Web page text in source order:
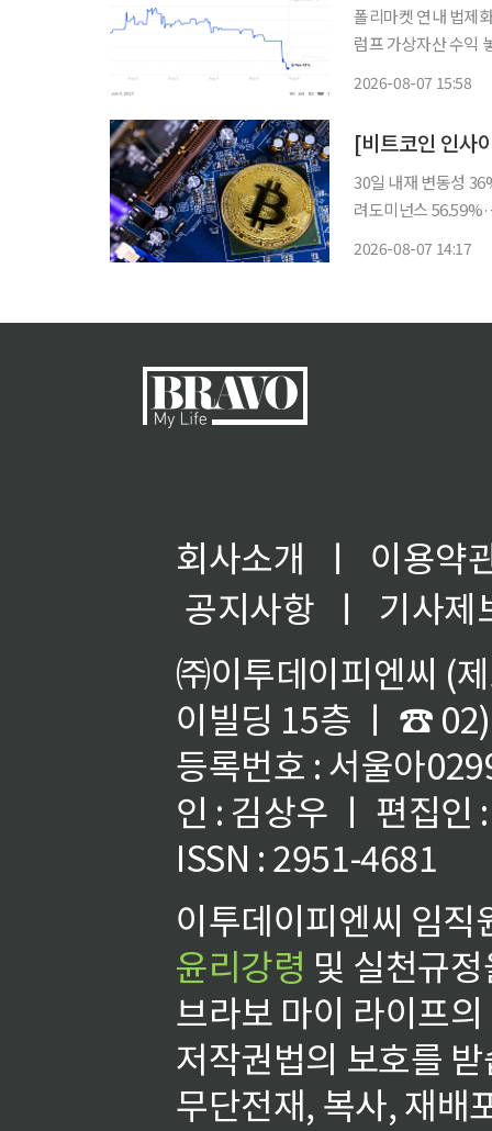
폴리마켓 연내 법제
럼프 가상자산 수익
2026-08-07 15:58
30일 내재 변동성
려도미넌스 56.59%·공포탐욕지
2026-08-07 14:17
회사소개 ㅣ
이용약
공지사항
ㅣ
기사제
㈜이투데이피엔씨 (
이빌딩 15층 ㅣ ☎
등록번호 : 서울아
인 : 김상우 ㅣ 편집인
ISSN : 2951-4681
이투데이피엔씨 임
윤리강령 및 실천규
브라보 마이 라이프
저작권법의 보호를
무단전재, 복사, 재배